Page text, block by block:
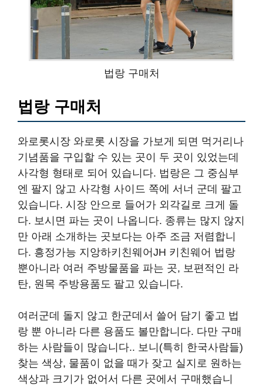
법랑 구매처
법랑 구매처
와로롯시장 와로롯 시장을 가보게 되면 먹거리나
기념품을 구입할 수 있는 곳이 두 곳이 있었는데
사각형 형태로 되어 있습니다. 법랑은 그 중심부
엔 팔지 않고 사각형 사이드 쪽에 서너 군데 팔고
있습니다. 시장 안으로 들어가 외각길로 크게 돌
다. 보시면 파는 곳이 나옵니다. 종류는 많지 않지
만 아래 소개하는 곳보다는 아주 조금 저렴합니
다. 흥정가능 지앙하키친웨어JH 키친웨어 법랑
뿐아니라 여러 주방물품을 파는 곳, 보편적인 라
탄, 원목 주방용품도 팔고 있습니다.
여러군데 돌지 않고 한군데서 쓸어 담기 좋고 법
랑 뿐 아니라 다른 용품도 볼만합니다. 다만 구매
하는 사람들이 많습니다.. 보니(특히 한국사람들)
찾는 색상, 물품이 없을 때가 잦고 실지로 원하는
색상과 크기가 없어서 다른 곳에서 구매했습니